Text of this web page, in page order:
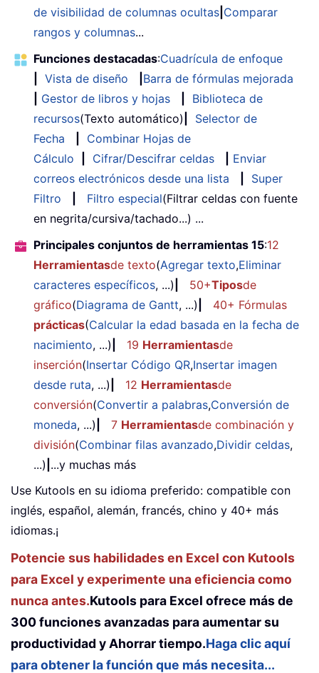
de visibilidad de columnas ocultas Comparar
rangos y columnas...
Funciones destacadas:Cuadrícula de enfoque
Vista de diseño
Barra de fórmulas mejorada
Gestor de libros y hojas
Biblioteca de
recursos(Texto automático)
Selector de
Fecha
Combinar Hojas de
Cálculo
Cifrar/Descifrar celdas
Enviar
correos electrónicos desde una lista
Super
Filtro
Filtro especial(Filtrar celdas con fuente
en negrita/cursiva/tachado...) ...
Principales conjuntos de herramientas 15:12
Herramientasde texto(Agregar texto,Eliminar
caracteres específicos, ...) 50+Tiposde
gráfico(Diagrama de Gantt, ...)
40+ Fórmulas
prácticas(Calcular la edad basada en la fecha de
nacimiento, ...) 19 Herramientasde
inserción(Insertar Código QR,Insertar imagen
desde ruta, ...) 12 Herramientasde
conversión(Convertir a palabras,Conversión de
moneda, ...) 7 Herramientasde combinación y
división(Combinar filas avanzado,Dividir celdas,
...) ...y muchas más
Use Kutools en su idioma preferido: compatible con
inglés, español, alemán, francés, chino y 40+ más
idiomas.¡
Potencie sus habilidades en Excel con Kutools
para Excel y experimente una eficiencia como
nunca antes.Kutools para Excel ofrece más de
300 funciones avanzadas para aumentar su
productividad y Ahorrar tiempo.Haga clic aquí
para obtener la función que más necesita...